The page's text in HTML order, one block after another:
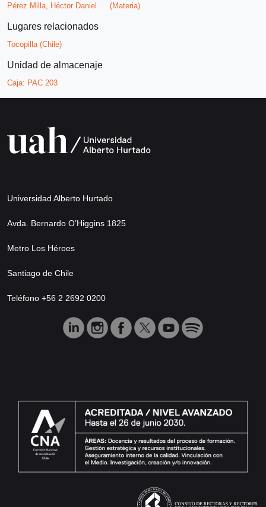
Pérez Milla, Héctor Daniel
(Materia)
Lugares relacionados
Tocopilla (Chile)
Unidad de almacenaje
Caja: PAC 203
Universidad Alberto Hurtado
Avda. Bernardo O’Higgins 1825
Metro Los Héroes
Santiago de Chile
Teléfono +56 2 2692 0200